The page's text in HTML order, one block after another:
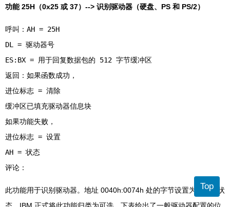
功能 25H（0x25 或 37）--> 识别驱动器（硬盘、PS 和 PS/2）
呼叫：AH = 25H
DL = 驱动器号
ES:BX = 用于回复数据包的 512 字节缓冲区
返回：如果函数成功，
进位标志 = 清除
缓冲区已填充驱动器信息块
如果功能失败，
进位标志 = 设置
AH = 状态
此功能用于识别驱动器。地址 0040h:0074h 处的字节设置为操作的状
态。IBM 正式将此功能归类为可选。下表给出了一般驱动器配置的位
Top